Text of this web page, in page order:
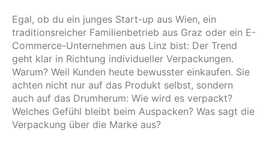
Egal, ob du ein junges Start-up aus Wien, ein
traditionsreicher Familienbetrieb aus Graz oder ein E-
Commerce-Unternehmen aus Linz bist: Der Trend
geht klar in Richtung individueller Verpackungen.
Warum? Weil Kunden heute bewusster einkaufen. Sie
achten nicht nur auf das Produkt selbst, sondern
auch auf das Drumherum: Wie wird es verpackt?
Welches Gefühl bleibt beim Auspacken? Was sagt die
Verpackung über die Marke aus?